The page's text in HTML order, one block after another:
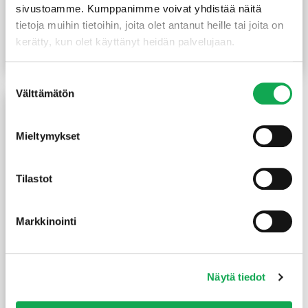
sivustoamme. Kumppanimme voivat yhdistää näitä
tietoja muihin tietoihin, joita olet antanut heille tai joita on
kerätty, kun olet käyttänyt heidän palvelujaan.
valinta
Välttämätön
Mieltymykset
Tilastot
Markkinointi
Näytä tiedot
10,50 /m
(132,93 €/m²)
TILAUSTUOTTEET/
TUOTEKUVIA
0,00 €
15X90X2700 mm